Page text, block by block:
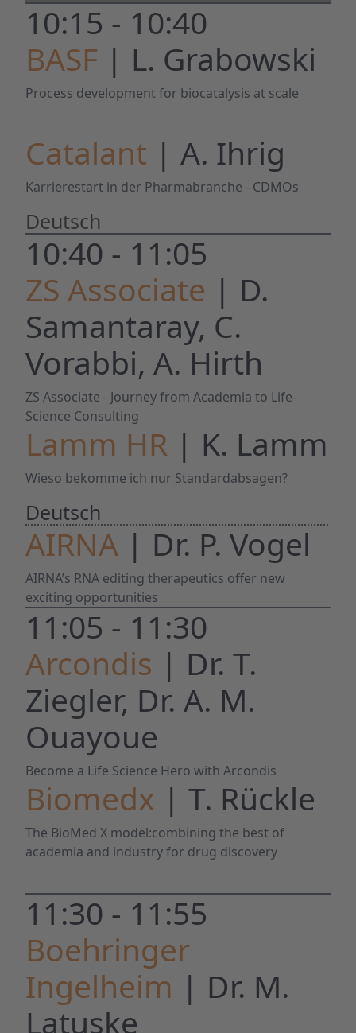
10:15 - 10:40
BASF | L. Grabowski
Process development for biocatalysis at scale
Catalant | A. Ihrig
Karrierestart in der Pharmabranche - CDMOs
Deutsch
10:40 - 11:05
ZS Associate | D.
Samantaray, C.
Vorabbi, A. Hirth
ZS Associate - Journey from Academia to Life-
Science Consulting
Lamm HR | K. Lamm
Wieso bekomme ich nur Standardabsagen?
Deutsch
AIRNA | Dr. P. Vogel
AIRNA’s RNA editing therapeutics offer new
exciting opportunities
11:05 - 11:30
Arcondis | Dr. T.
Ziegler, Dr. A. M.
Ouayoue
Become a Life Science Hero with Arcondis
Biomedx | T. Rückle
The BioMed X model:combining the best of
academia and industry for drug discovery
11:30 - 11:55
Boehringer
Ingelheim | Dr. M.
Latuske